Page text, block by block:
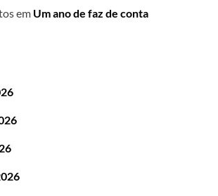
em Um ano de faz de conta